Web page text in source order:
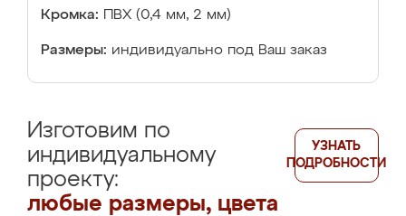
Кромка: ПВХ (0,4 мм, 2 мм)
Размеры: индивидуально под Ваш заказ
Изготовим по
индивидуальному
проекту:
любые размеры, цвета
УЗНАТЬ
ПОДРОБНОСТИ